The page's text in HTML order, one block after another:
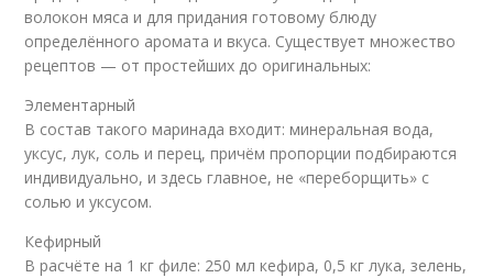
волокон мяса и для придания готовому блюду
определённого аромата и вкуса. Существует множество
рецептов — от простейших до оригинальных:
Элементарный
В состав такого маринада входит: минеральная вода,
уксус, лук, соль и перец, причём пропорции подбираются
индивидуально, и здесь главное, не «переборщить» с
солью и уксусом.
Кефирный
В расчёте на 1 кг филе: 250 мл кефира, 0,5 кг лука, зелень,